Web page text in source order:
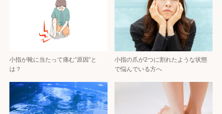
小指が靴に当たって痛む”原因”と
は？
小指の爪が2つに割れたような状態
で悩んでいる方へ